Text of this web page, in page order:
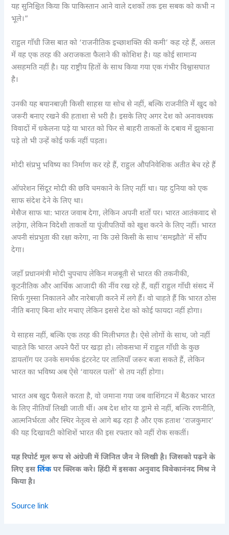
यह सुनिश्चित किया कि पाकिस्तान आने वाले दशकों तक इस सबक को कभी न
भूले।”
राहुल गाँधी जिस बात को ‘राजनीतिक इच्छाशक्ति की कमी’ कह रहे हैं, असल
में वह एक तरह की अराजकता फैलाने की कोशिश है। यह कोई सामान्य
असहमति नहीं है। यह राष्ट्रीय हितों के साथ किया गया एक गंभीर विश्वासघात
है।
उनकी यह बयानबाज़ी किसी साहस या सोच से नहीं, बल्कि राजनीति में खुद को
जरूरी बनाए रखने की हताशा से भरी है। इसके लिए अगर देश को अनावश्यक
विवादों में धकेलना पड़े या भारत को फिर से बाहरी ताकतों के दबाव में झुकाना
पड़े तो भी उन्हें कोई फर्क नहीं पड़ता।
मोदी संप्रभु भविष्य का निर्माण कर रहे हैं, राहुल औपनिवेशिक अतीत बेच रहे हैं
ऑपरेशन सिंदूर मोदी की छवि चमकाने के लिए नहीं था। यह दुनिया को एक
साफ संदेश देने के लिए था।
मेसैज साफ था: भारत जवाब देगा, लेकिन अपनी शर्तों पर। भारत आतंकवाद से
लड़ेगा, लेकिन विदेशी ताकतों या पूंजीपतियों को खुश करने के लिए नहीं। भारत
अपनी संप्रभुता की रक्षा करेगा, ना कि उसे किसी के साथ ‘समझौते’ में सौंप
देगा।
जहाँ प्रधानमंत्री मोदी चुपचाप लेकिन मजबूती से भारत की तकनीकी,
कूटनीतिक और आर्थिक आजादी की नींव रख रहे हैं, वहीं राहुल गाँधी संसद में
सिर्फ गुस्सा निकालने और नारेबाज़ी करने में लगे हैं। वो चाहते हैं कि भारत ठोस
नीति बनाए बिना शोर मचाए लेकिन इससे देश को कोई फायदा नहीं होगा।
ये साहस नहीं, बल्कि एक तरह की मिलीभगत है। ऐसे लोगों के साथ, जो नहीं
चाहते कि भारत अपने पैरों पर खड़ा हो। लोकसभा में राहुल गाँधी के कुछ
डायलॉग पर उनके समर्थक इंटरनेट पर तालियाँ जरूर बजा सकते हैं, लेकिन
भारत का भविष्य अब ऐसे ‘वायरल पलों’ से तय नहीं होगा।
भारत अब खुद फैसले करता है, वो जमाना गया जब वाशिंगटन में बैठकर भारत
के लिए नीतियाँ लिखी जाती थीं। अब देश शोर या ड्रामे से नहीं, बल्कि रणनीति,
आत्मनिर्भरता और स्थिर नेतृत्व से आगे बढ़ रहा है और एक हताश ‘राजकुमार’
की यह दिखावटी कोशिशें भारत की इस रफ्तार को नहीं रोक सकतीं।
यह रिपोर्ट मूल रूप से अंग्रेजी में जिनित जैन ने लिखी है। जिसको पढ़ने के
लिए इसलिंकपर क्लिक करे। हिंदी में इसका अनुवाद विवेकानंनद मिश्र ने
किया है।
Source link